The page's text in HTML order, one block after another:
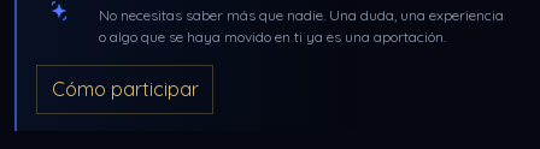
No necesitas saber más que nadie. Una duda, una experiencia
o algo que se haya movido en ti ya es una aportación.
Cómo participar